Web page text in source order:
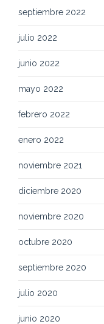
septiembre 2022
julio 2022
junio 2022
mayo 2022
febrero 2022
enero 2022
noviembre 2021
diciembre 2020
noviembre 2020
octubre 2020
septiembre 2020
julio 2020
junio 2020